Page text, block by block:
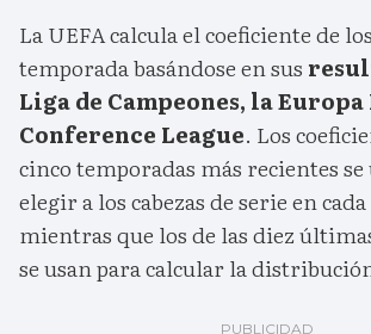
La UEFA calcula el coeficiente de
temporada basándose en sus
Liga de Campeones, la
Conference League. Los
cinco temporadas más recientes
elegir a los cabezas de serie en
mientras que los de las diez
se usan para calcular la